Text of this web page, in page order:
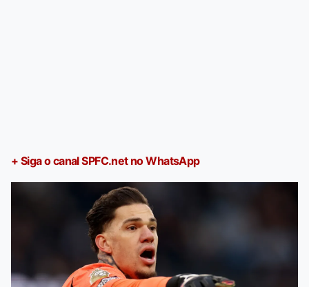
+ Siga o canal SPFC.net no WhatsApp